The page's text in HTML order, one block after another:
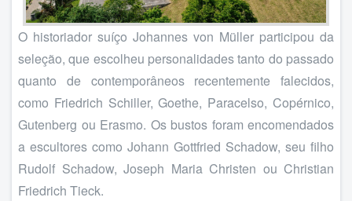
O historiador suíço Johannes von Müller participou da
seleção, que escolheu personalidades tanto do passado
quanto de contemporâneos recentemente falecidos,
como Friedrich Schiller, Goethe, Paracelso, Copérnico,
Gutenberg ou Erasmo. Os bustos foram encomendados
a escultores como Johann Gottfried Schadow, seu filho
Rudolf Schadow, Joseph Maria Christen ou Christian
Friedrich Tieck.